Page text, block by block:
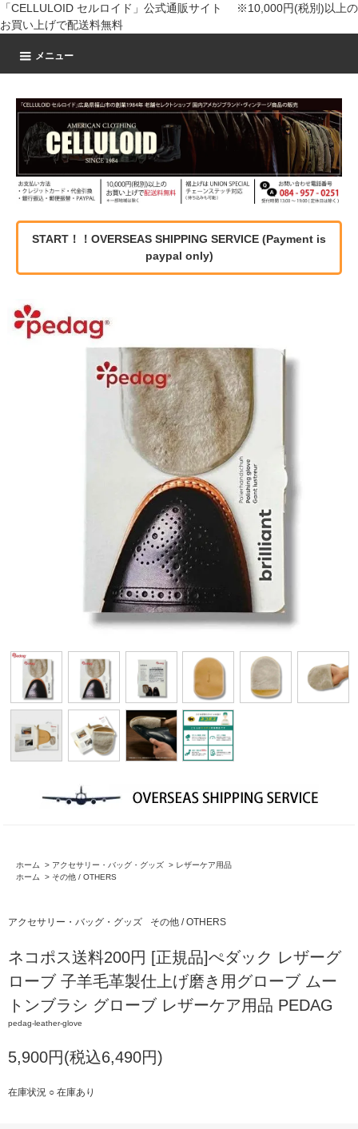
「CELLULOID セルロイド」公式通販サイト ※10,000円(税別)以上の
お買い上げで配送料無料
メニュー
START！！OVERSEAS SHIPPING SERVICE (Payment is
paypal only)
ホーム > アクセサリー・バッグ・グッズ > レザーケア用品
ホーム
> その他 / OTHERS
アクセサリー・バッグ・グッズ その他 / OTHERS
ネコポス送料200円 [正規品]ぺダック レザーグ
ローブ 子羊毛革製仕上げ磨き用グローブ ムー
トンブラシ グローブ レザーケア用品 PEDAG
pedag-leather-glove
5,900円(税込6,490円)
在庫状況 ○ 在庫あり